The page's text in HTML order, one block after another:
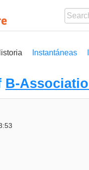
Instantáneas
B-